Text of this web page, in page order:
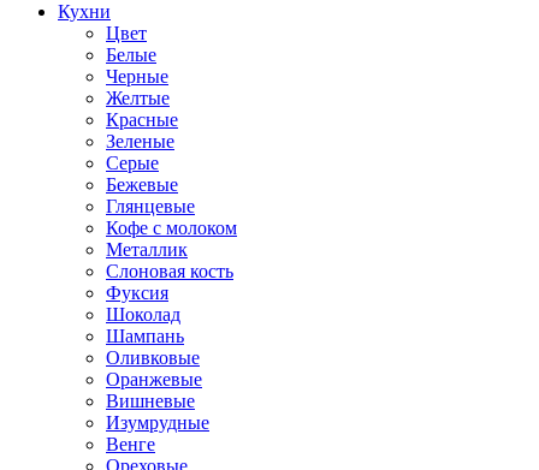
Кухни
Цвет
Белые
Черные
Желтые
Красные
Зеленые
Серые
Бежевые
Глянцевые
Кофе с молоком
Металлик
Слоновая кость
Фуксия
Шоколад
Шампань
Оливковые
Оранжевые
Вишневые
Изумрудные
Венге
Ореховые